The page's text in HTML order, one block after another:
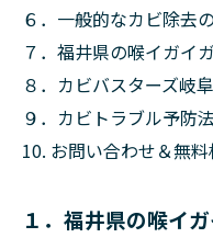
６．一般的なカビ除去
７．福井県の喉イガイ
８．カビバスターズ岐
９．カビトラブル予防
10. お問い合わせ＆無
１．福井県の喉イ